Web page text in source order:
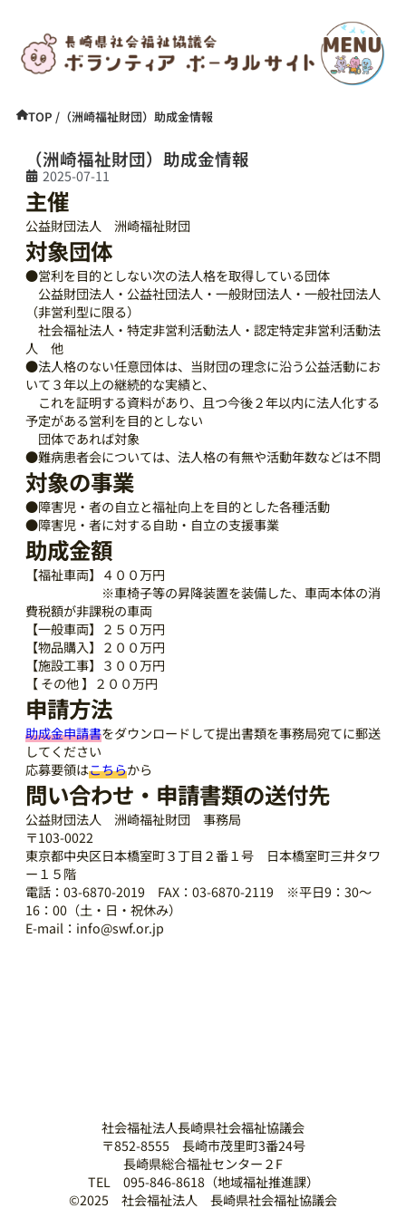
TOP / （洲崎福祉財団）助成金情報
（洲崎福祉財団）助成金情報
2025-07-11
主催
公益財団法人 洲崎福祉財団
対象団体
●営利を目的としない次の法人格を取得している団体
公益財団法人・公益社団法人・一般財団法人・一般社団法人
（非営利型に限る）
社会福祉法人・特定非営利活動法人・認定特定非営利活動法
人 他
●法人格のない任意団体は、当財団の理念に沿う公益活動にお
いて３年以上の継続的な実績と、
これを証明する資料があり、且つ今後２年以内に法人化する
予定がある営利を目的としない
団体であれば対象
●難病患者会については、法人格の有無や活動年数などは不問
対象の事業
●障害児・者の自立と福祉向上を目的とした各種活動
●障害児・者に対する自助・自立の支援事業
助成金額
【福祉車両】４００万円
※車椅子等の昇降装置を装備した、車両本体の消
費税額が非課税の車両
【一般車両】２５０万円
【物品購入】２００万円
【施設工事】３００万円
【 その他 】２００万円
申請方法
助成金申請書をダウンロードして提出書類を事務局宛てに郵送
してください
応募要領はこちらから
問い合わせ・申請書類の送付先
公益財団法人 洲崎福祉財団 事務局
〒103-0022
東京都中央区日本橋室町３丁目２番１号 日本橋室町三井タワ
ー１５階
電話：03-6870-2019 FAX：03-6870-2119 ※平日9：30～
16：00（土・日・祝休み）
E-mail：info@swf.or.jp
社会福祉法人長崎県社会福祉協議会
〒852-8555 長崎市茂里町3番24号
長崎県総合福祉センター２F
TEL 095-846-8618（地域福祉推進課）
©2025 社会福祉法人 長崎県社会福祉協議会